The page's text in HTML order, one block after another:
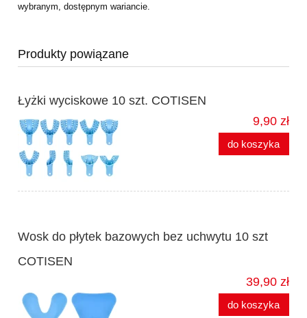
wybranym, dostępnym wariancie.
Produkty powiązane
Łyżki wyciskowe 10 szt. COTISEN
9,90 zł
do koszyka
Wosk do płytek bazowych bez uchwytu 10 szt
COTISEN
39,90 zł
do koszyka